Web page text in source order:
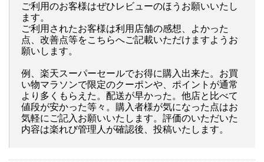
ご利用のお客様はぜひレビューのほうお願いいたし
ます。
ご利用されたお客様は利用店舗の感想、よかった
点、改善点等をこちらへご記載いただけますようお
願いします。
例、楽天スーパーセールでお得に購入出来た。お買
い物マラソンで限定のクーポンや、ポイントが通常
より多くもらえた。配送が早かった。他店と比べて
値段が安かった等々。購入者様が気になった点はお
気軽にご記入お願いいたします。評価のいただいた
内容は楽れび管理人が確認後、投稿いたします。